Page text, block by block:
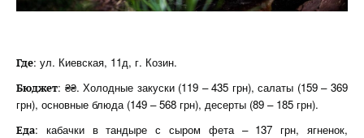
Где: ул. Киевская, 11д, г. Козин.
Бюджет: ₴₴. Холодные закуски (119 – 435 грн), салаты (159 – 369
грн), основные блюда (149 – 568 грн), десерты (89 – 185 грн).
Еда: кабачки в тандыре с сыром фета – 137 грн, ягненок,